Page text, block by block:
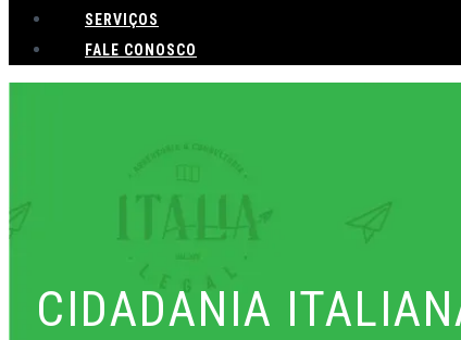
SERVIÇOS
FALE CONOSCO
CIDADANIA